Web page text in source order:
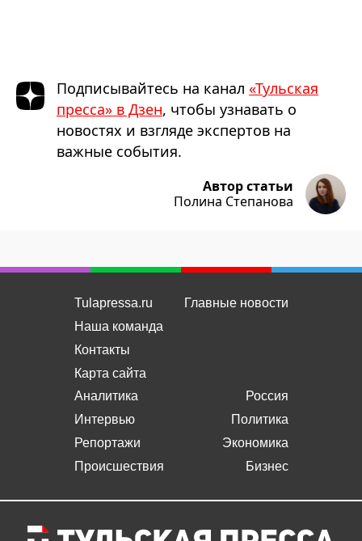
Подписывайтесь на канал «Тульская
пресса» в Дзен, чтобы узнавать о
новостях и взгляде экспертов на
важные события.
Автор статьи
Полина Степанова
Tulapressa.ru
Наша команда
Контакты
Карта сайта
Главные новости
Аналитика
Интервью
Репортажи
Происшествия
Россия
Политика
Экономика
Бизнес